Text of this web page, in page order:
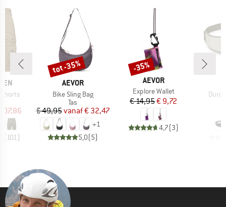
prijs
(101)
MERK
AEVOR
Artikel
Bike Sling Bag
Productgroep
Tas
Prijs
€ 49,95 Verlaagde prijs
vanaf€ 32,47
+1
5,0(5)
Korting
tot -35%
MERK
AEVOR
Artikel
Explore Wallet
Prijs
€ 14,95Verlaagde prijs
€ 9,72
4,7(3)
Korting
-35%
Artikel
Duro